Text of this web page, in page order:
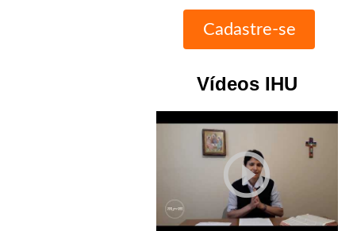
Vídeos IHU
play_circle_outline